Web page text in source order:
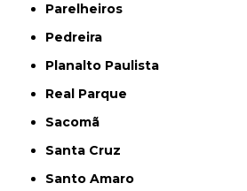
Parelheiros
Pedreira
Planalto Paulista
Real Parque
Sacomã
Santa Cruz
Santo Amaro